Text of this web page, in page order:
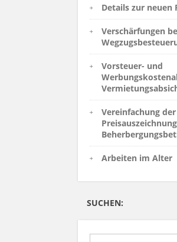
Details zur neuen
Verschärfungen
Vorsteuer- und
Vereinfachung der
Arbeiten im Alter
SUCHEN: